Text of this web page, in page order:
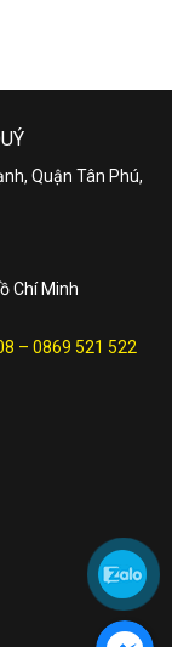
Quận Tân Phú,
Chí Minh
– 0869 521 522